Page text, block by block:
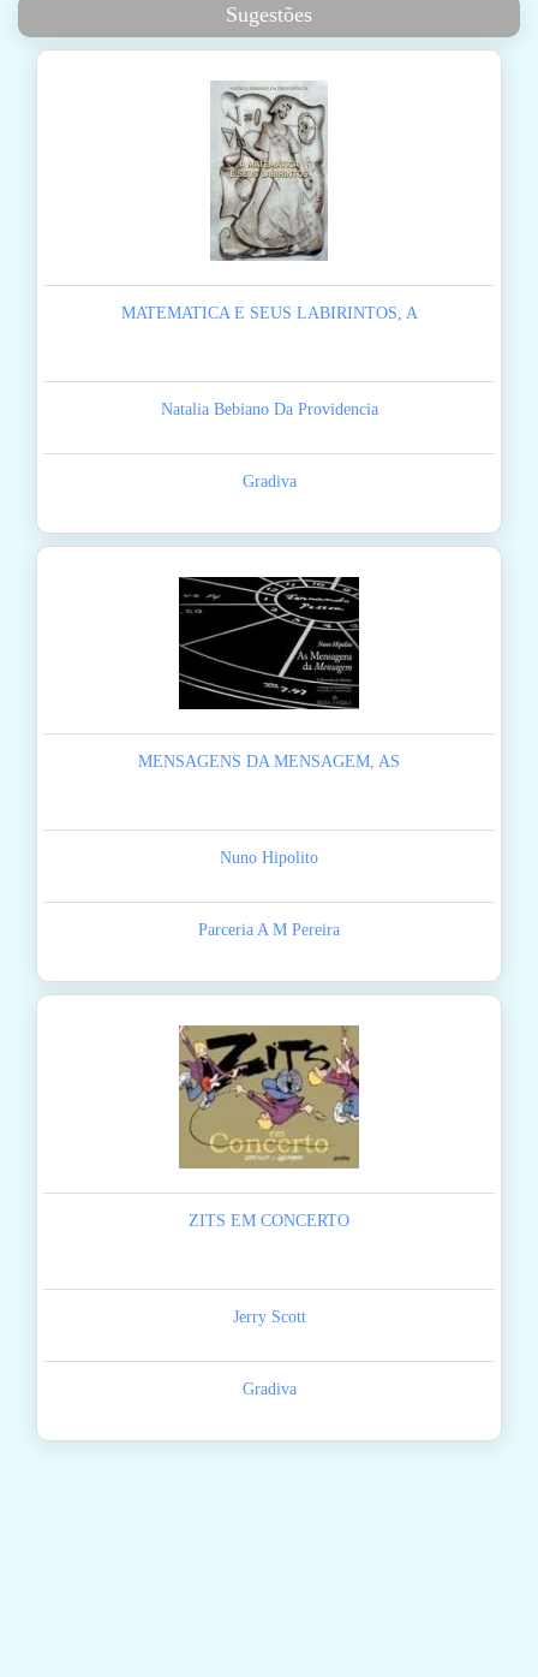
Sugestões
MATEMATICA E SEUS LABIRINTOS, A
Natalia Bebiano Da Providencia
Gradiva
MENSAGENS DA MENSAGEM, AS
Nuno Hipolito
Parceria A M Pereira
ZITS EM CONCERTO
Jerry Scott
Gradiva